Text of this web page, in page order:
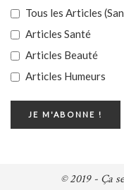
Tous les Articles
Articles Santé
Articles Beauté
Articles Humeurs
© 2019 - Ça